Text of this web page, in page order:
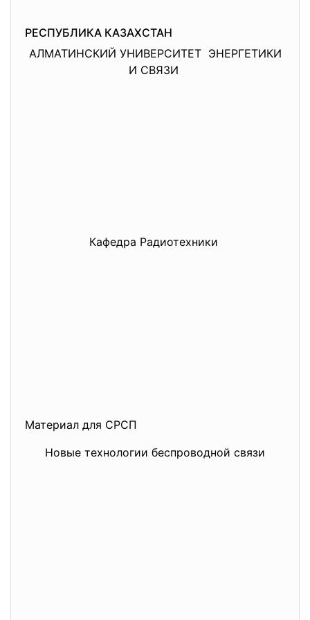
РЕСПУБЛИКА КАЗАХСТАН
АЛМАТИНСКИЙ УНИВЕРСИТЕТ ЭНЕРГЕТИКИ
И СВЯЗИ
Кафедра Радиотехники
Материал для СРСП
Новые технологии беспроводной связи